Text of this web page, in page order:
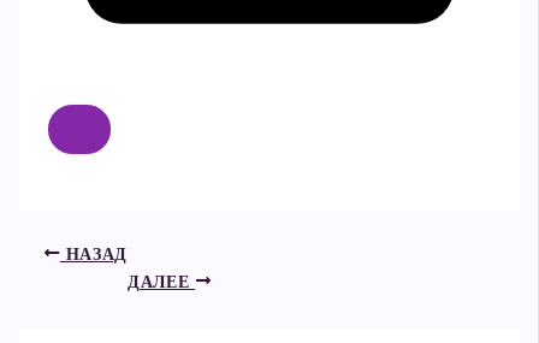
НАЗАД
ДАЛЕЕ